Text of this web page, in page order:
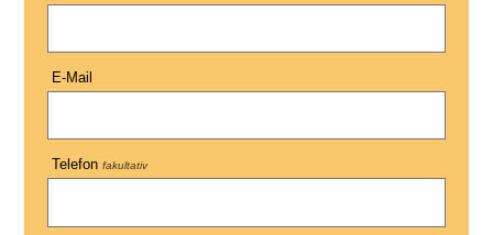
E-Mail
Telefon fakultativ